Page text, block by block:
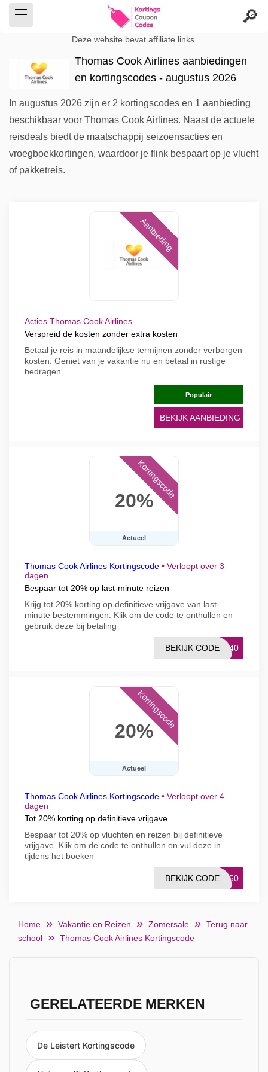
Deze website bevat affiliate links.
Thomas Cook Airlines aanbiedingen
en kortingscodes - augustus 2026
In augustus 2026 zijn er 2 kortingscodes en 1 aanbieding
beschikbaar voor Thomas Cook Airlines. Naast de actuele
reisdeals biedt de maatschappij seizoensacties en
vroegboekkortingen, waardoor je flink bespaart op je vlucht
of pakketreis.
Aanbieding
Acties Thomas Cook Airlines
Verspreid de kosten zonder extra kosten
Betaal je reis in maandelijkse termijnen zonder verborgen
kosten. Geniet van je vakantie nu en betaal in rustige
bedragen
Populair
BEKIJK AANBIEDING
20%
Actueel
Kortingscode
Thomas Cook Airlines Kortingscode • Verloopt over 3
dagen
Bespaar tot 20% op last-minute reizen
Krijg tot 20% korting op definitieve vrijgave van last-
minute bestemmingen. Klik om de code te onthullen en
gebruik deze bij betaling
AY40
BEKIJK CODE
20%
Actueel
Kortingscode
Thomas Cook Airlines Kortingscode • Verloopt over 4
dagen
Tot 20% korting op definitieve vrijgave
Bespaar tot 20% op vluchten en reizen bij definitieve
vrijgave. Klik om de code te onthullen en vul deze in
tijdens het boeken
NY50
BEKIJK CODE
Home Vakantie en Reizen Zomersale
Terug naar
school
Thomas Cook Airlines Kortingscode
GERELATEERDE MERKEN
De Leistert Kortingscode